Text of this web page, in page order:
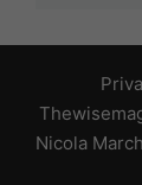
Nicola